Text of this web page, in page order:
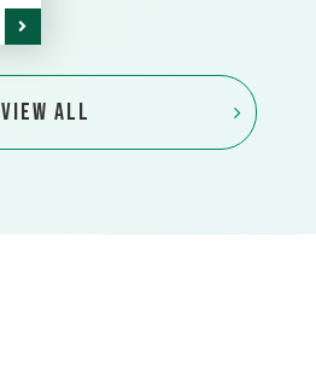
VIEW ALL